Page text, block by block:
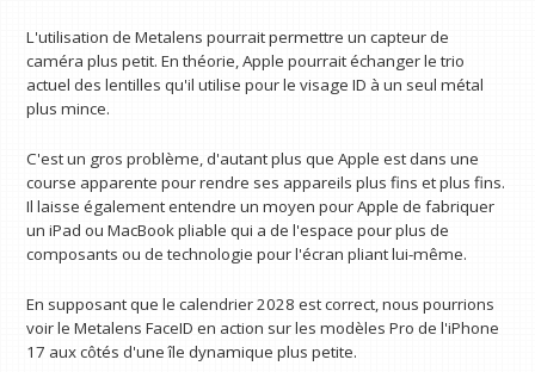
L'utilisation de Metalens pourrait permettre un capteur de
caméra plus petit. En théorie, Apple pourrait échanger le trio
actuel des lentilles qu'il utilise pour le visage ID à un seul métal
plus mince.
C'est un gros problème, d'autant plus que Apple est dans une
course apparente pour rendre ses appareils plus fins et plus fins.
Il laisse également entendre un moyen pour Apple de fabriquer
un iPad ou MacBook pliable qui a de l'espace pour plus de
composants ou de technologie pour l'écran pliant lui-même.
En supposant que le calendrier 2028 est correct, nous pourrions
voir le Metalens FaceID en action sur les modèles Pro de l'iPhone
17 aux côtés d'une île dynamique plus petite.